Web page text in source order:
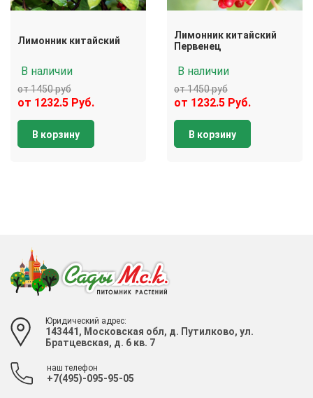
Лимонник китайский
В наличии
от 1450 руб
от 1232.5 Руб.
В корзину
Лимонник китайский
Первенец
В наличии
от 1450 руб
от 1232.5 Руб.
В корзину
Юридический адрес:
143441, Московская обл, д. Путилково, ул.
Братцевская, д. 6 кв. 7
наш телефон
+7(495)-095-95-05